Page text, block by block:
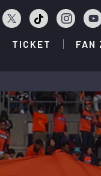
TICKET FAN